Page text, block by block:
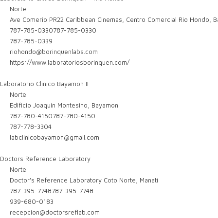
Norte
Ave Comerio PR22 Caribbean Cinemas, Centro Comercial Rio Hondo,
787-785-0330787-785-0330
787-785-0339
riohondo@borinquenlabs.com
https://www.laboratoriosborinquen.com/
Laboratorio Clinico Bayamon II
Norte
Edificio Joaquin Montesino, Bayamon
787-780-4150787-780-4150
787-778-3304
labclinicobayamon@gmail.com
Doctors Reference Laboratory
Norte
Doctor's Reference Laboratory Coto Norte, Manatí
787-395-7748787-395-7748
939-680-0183
recepcion@doctorsreflab.com